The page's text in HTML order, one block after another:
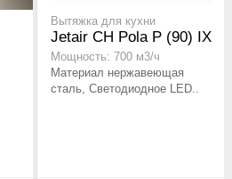
Вытяжка для кухни
Jetair CH Pola P (90) IX
Мощность: 700 м3/ч
Материал нержавеющая
сталь, Светодиодное LED..